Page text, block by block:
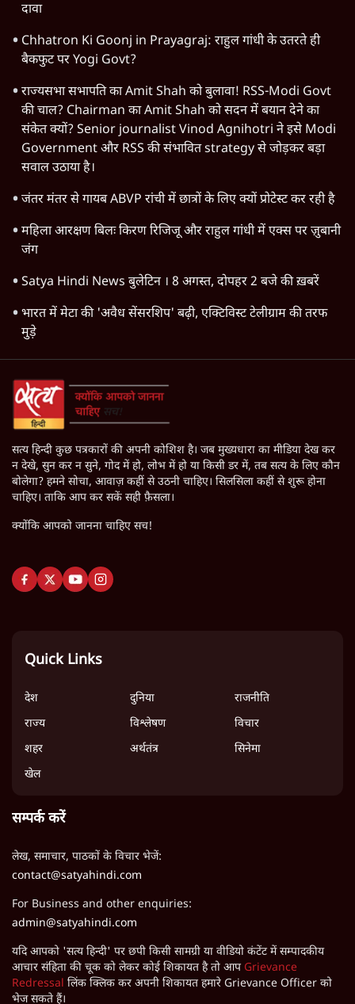
दावा
Chhatron Ki Goonj in Prayagraj: राहुल गांधी के उतरते ही
बैकफुट पर Yogi Govt?
राज्यसभा सभापति का Amit Shah को बुलावा! RSS-Modi Govt
की चाल? Chairman का Amit Shah को सदन में बयान देने का
संकेत क्यों? Senior journalist Vinod Agnihotri ने इसे Modi
Government और RSS की संभावित strategy से जोड़कर बड़ा
सवाल उठाया है।
जंतर मंतर से गायब ABVP रांची में छात्रों के लिए क्यों प्रोटेस्ट कर रही है
महिला आरक्षण बिलः किरण रिजिजू और राहुल गांधी में एक्स पर ज़ुबानी
जंग
Satya Hindi News बुलेटिन । 8 अगस्त, दोपहर 2 बजे की ख़बरें
भारत में मेटा की 'अवैध सेंसरशिप' बढ़ी, एक्टिविस्ट टेलीग्राम की तरफ
मुड़े
सत्य हिन्दी कुछ पत्रकारों की अपनी कोशिश है। जब मुख्यधारा का मीडिया देख कर
न देखे, सुन कर न सुने, गोद में हो, लोभ में हो या किसी डर में, तब सत्य के लिए कौन
बोलेगा? हमने सोचा, आवाज़ कहीं से उठनी चाहिए। सिलसिला कहीं से शुरू होना
चाहिए। ताकि आप कर सकें सही फ़ैसला।
क्योंकि आपको जानना चाहिए सच!
Quick Links
देश दुनिया
राजनीति
राज्य
विश्लेषण
विचार
शहर
अर्थतंत्र
सिनेमा
खेल
सम्पर्क करें
लेख, समाचार, पाठकों के विचार भेजें:
contact@satyahindi.com
For Business and other enquiries:
admin@satyahindi.com
यदि आपको 'सत्य हिन्दी' पर छपी किसी सामग्री या वीडियो कंटेंट में सम्पादकीय
आचार संहिता की चूक को लेकर कोई शिकायत है तो आप Grievance
Redressal लिंक क्लिक कर अपनी शिकायत हमारे Grievance Officer को
भेज सकते हैं।